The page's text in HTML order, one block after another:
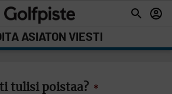
ASIATON VIESTI
tulisi poistaa? *